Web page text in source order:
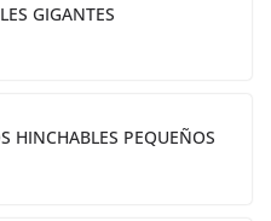
GIGANTES
HINCHABLES PEQUEÑOS